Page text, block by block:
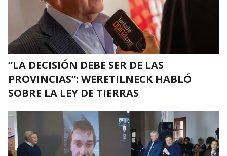
“LA DECISIÓN DEBE SER DE LAS
PROVINCIAS”: WERETILNECK HABLÓ
SOBRE LA LEY DE TIERRAS